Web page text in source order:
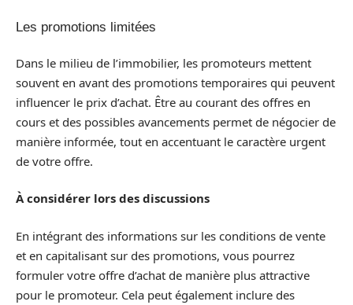
Les promotions limitées
Dans le milieu de l’immobilier, les promoteurs mettent
souvent en avant des promotions temporaires qui peuvent
influencer le prix d’achat. Être au courant des offres en
cours et des possibles avancements permet de négocier de
manière informée, tout en accentuant le caractère urgent
de votre offre.
À considérer lors des discussions
En intégrant des informations sur les conditions de vente
et en capitalisant sur des promotions, vous pourrez
formuler votre offre d’achat de manière plus attractive
pour le promoteur. Cela peut également inclure des